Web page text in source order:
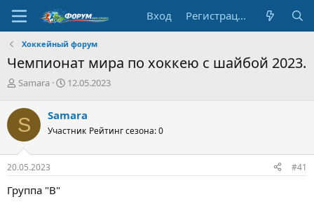
Вход Регистрация
Хоккейный форум
Чемпионат мира по хоккею с шайбой 2023.
А
т
о
р
т
е
м
Samara
Д
а
н
ч
12.05.2023
S Samara
Участник Рейтинг сезона: 0
20.05.2023 #41
Группа "В"